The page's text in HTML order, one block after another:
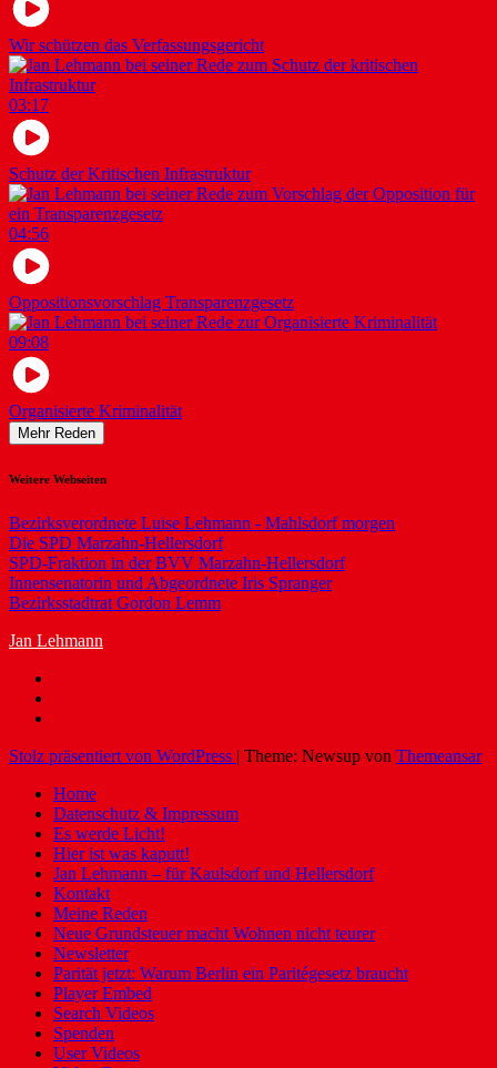
Wir schützen das Verfassungsgericht
03:17
Schutz der Kritischen Infrastruktur
04:56
Oppositionsvorschlag Transparenzgesetz
09:08
Organisierte Kriminalität
Mehr Reden
Weitere Webseiten
Bezirksverordnete Luise Lehmann - Mahlsdorf morgen
Die SPD Marzahn-Hellersdorf
SPD-Fraktion in der BVV Marzahn-Hellersdorf
Innensenatorin und Abgeordnete Iris Spranger
Bezirksstadtrat Gordon Lemm
Jan Lehmann
Stolz präsentiert von WordPress | Theme: Newsup von Themeansar
Home
Datenschutz & Impressum
Es werde Licht!
Hier ist was kaputt!
Jan Lehmann – für Kaulsdorf und Hellersdorf
Kontakt
Meine Reden
Neue Grundsteuer macht Wohnen nicht teurer
Newsletter
Parität jetzt: Warum Berlin ein Paritégesetz braucht
Player Embed
Search Videos
Spenden
User Videos